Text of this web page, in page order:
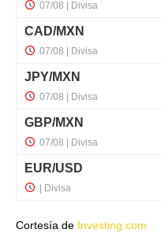
Cortesía de Investing.com